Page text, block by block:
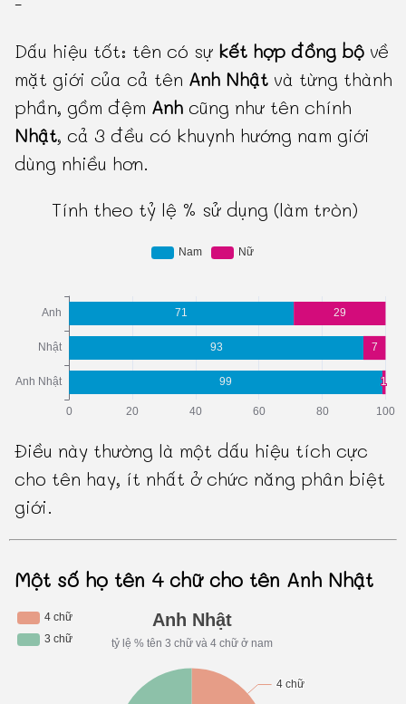
Dấu hiệu tốt: tên có sự kết hợp đồng bộ về
mặt giới của cả tên Anh Nhật và từng thành
phần, gồm đệm Anh cũng như tên chính
Nhật, cả 3 đều có khuynh hướng nam giới
dùng nhiều hơn.
Tính theo tỷ lệ % sử dụng (làm tròn)
Điều này thường là một dấu hiệu tích cực
cho tên hay, ít nhất ở chức năng phân biệt
giới.
Một số họ tên 4 chữ cho tên Anh Nhật